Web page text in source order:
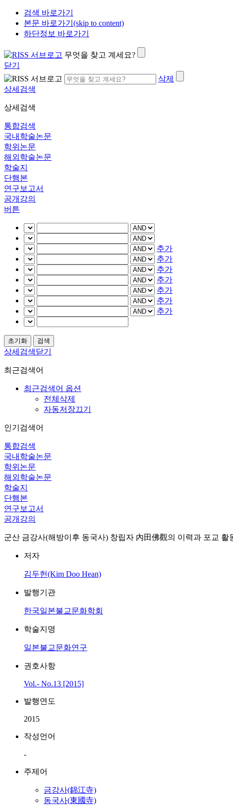
검색 바로가기
본문 바로가기(skip to content)
하단정보 바로가기
무엇을 찾고 계세요?
닫기
삭제
상세검색
상세검색
통합검색
국내학술논문
학위논문
해외학술논문
학술지
단행본
연구보고서
공개강의
버튼
추가
추가
추가
추가
추가
추가
추가
상세검색닫기
최근검색어
최근검색어 옵션
전체삭제
자동저장끄기
인기검색어
통합검색
국내학술논문
학위논문
해외학술논문
학술지
단행본
연구보고서
공개강의
군산 금강사(해방이후 동국사) 창립자 內田佛觀의 이력과 포교 활동
저자
김두헌(Kim Doo Hean)
발행기관
한국일본불교문화학회
학술지명
일본불교문화연구
권호사항
Vol.- No.13 [2015]
발행연도
2015
작성언어
-
주제어
금강사(錦江寺)
동국사(東國寺)